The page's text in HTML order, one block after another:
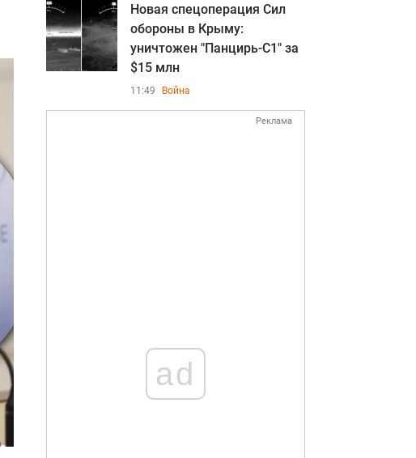
Новая спецоперация Сил
обороны в Крыму:
уничтожен "Панцирь-С1" за
$15 млн
11:49 Война
Реклама
ad